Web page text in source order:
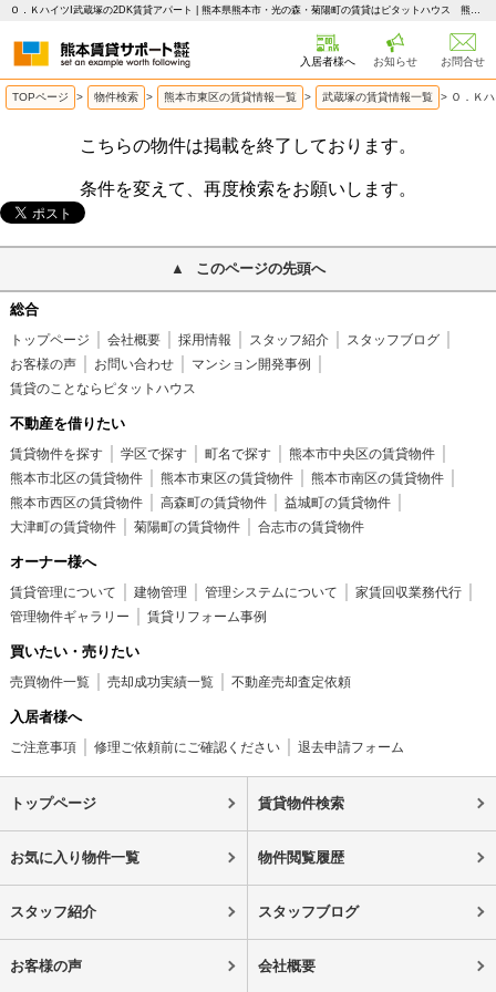
Ｏ．ＫハイツⅠ武蔵塚の2DK賃貸アパート | 熊本県熊本市・光の森・菊陽町の賃貸はピタットハウス 熊本賃貸サポート
入居者様へ お知らせ お問合せ
TOPページ > 物件検索 > 熊本市東区の賃貸情報一覧 > 武蔵塚の賃貸情報一覧 > Ｏ．Ｋ
こちらの物件は掲載を終了しております。
条件を変えて、再度検索をお願いします。
このページの先頭へ
総合
トップページ 会社概要 採用情報 スタッフ紹介
スタッフブログ
お客様の声
お問い合わせ
マンション開発事例
賃貸のことならピタットハウス
不動産を借りたい
賃貸物件を探す 学区で探す 町名で探す
熊本市中央区の賃貸物件
熊本市北区の賃貸物件
熊本市東区の賃貸物件
熊本市南区の賃貸物件
熊本市西区の賃貸物件
高森町の賃貸物件
益城町の賃貸物件
大津町の賃貸物件
菊陽町の賃貸物件 合志市の賃貸物件
オーナー様へ
賃貸管理について 建物管理 管理システムについて
家賃回収業務代行
管理物件ギャラリー
賃貸リフォーム事例
買いたい・売りたい
売買物件一覧 売却成功実績一覧 不動産売却査定依頼
入居者様へ
ご注意事項 修理ご依頼前にご確認ください 退去申請フォーム
トップページ 賃貸物件検索
お気に入り物件一覧 物件閲覧履歴
スタッフ紹介 スタッフブログ
お客様の声 会社概要